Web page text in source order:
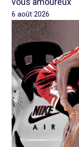
6 août 2026